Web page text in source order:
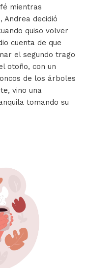
mientras
Andrea decidió
quiso volver
cuenta de que
el segundo trago
otoño, con un
de los árboles
vino una
tomando su